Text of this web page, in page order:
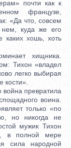
почти как к
французе,
«Да что, совсем
нем, куда же его
каких хошь, хоть
хищника.
Тихон «владел
легко выбирая
кости».
превратила
воина.
только «по
но никогда не
мужик Тихон
в полной мере
сила народной